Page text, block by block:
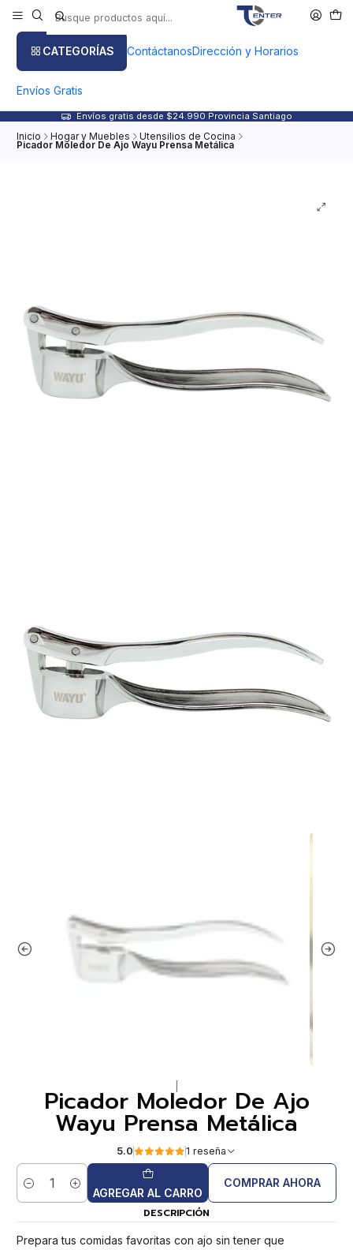
CATEGORÍAS ContáctanosDirección y Horarios
Envíos Gratis
Envíos gratis desde $24.990 Provincia Santiago
Inicio Hogar y Muebles Utensilios de Cocina
Picador Moledor De Ajo Wayu Prensa Metálica
Picador Moledor De Ajo
Wayu Prensa Metálica
5.0 1 reseña
Cantidad AGREGAR AL CARRO
COMPRAR AHORA
DESCRIPCIÓN
Prepara tus comidas favoritas con ajo sin tener que